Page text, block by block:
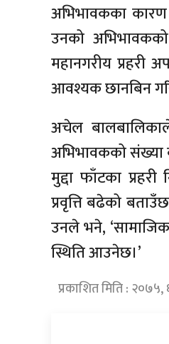
अभिभावकका
उनको
महानगरीय प्रहरी
आवश्यक छानबिन
अचेल
अभिभावकको संख्या
मुद्दा फाँटका
प्रवृत्ति बढेको
उनले भने,
स्थिति आउनेछ।’
प्रकाशित मिति :